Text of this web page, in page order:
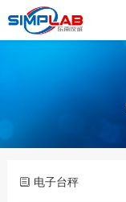
电子台秤